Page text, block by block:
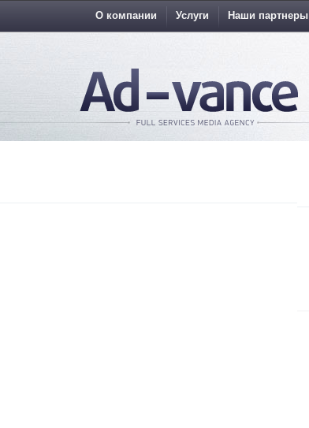
О компании Услуги Наши партнеры